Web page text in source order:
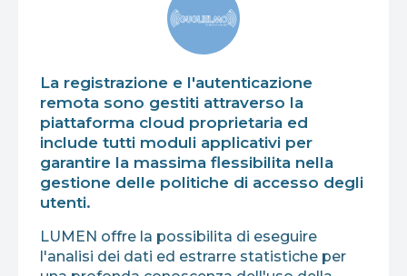
La registrazione e l'autenticazione
remota sono gestiti attraverso la
piattaforma cloud proprietaria ed
include tutti moduli applicativi per
garantire la massima flessibilita nella
gestione delle politiche di accesso degli
utenti.
LUMEN offre la possibilita di eseguire
l'analisi dei dati ed estrarre statistiche per